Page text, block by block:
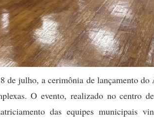
de julho, a cerimônia de lançamento
O evento, realizado no centro
das equipes municipais